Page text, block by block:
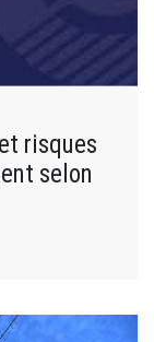
risques
selon